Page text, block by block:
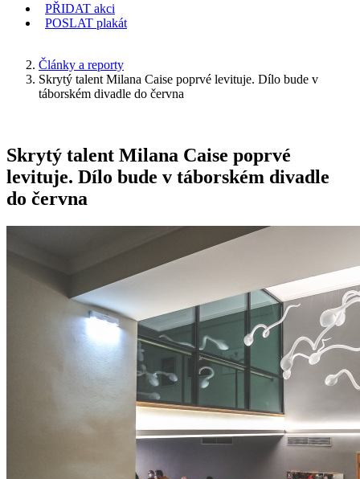
PŘIDAT akci
POSLAT plakát
Články a reporty
Skrytý talent Milana Caise poprvé levituje. Dílo bude v
táborském divadle do června
Skrytý talent Milana Caise poprvé
levituje. Dílo bude v táborském divadle
do června